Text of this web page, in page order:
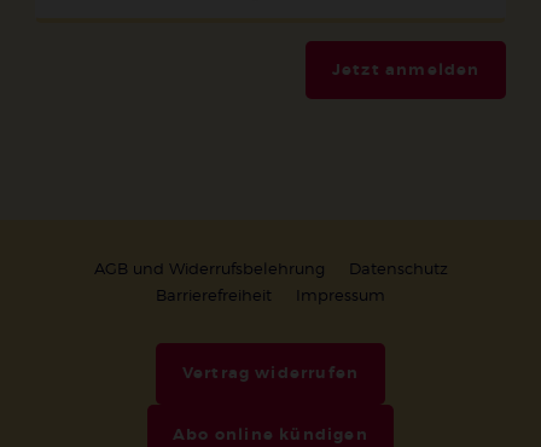
Jetzt anmelden
AGB und Widerrufsbelehrung
Datenschutz
Barrierefreiheit
Impressum
Vertrag widerrufen
Abo online kündigen